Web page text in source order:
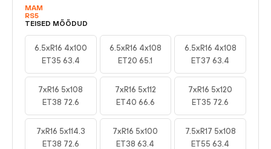
MAM
RS5
TEISED MÕÕDUD
6.5xR16 4x100
ET35 63.4
6.5xR16 4x108
ET20 65.1
6.5xR16 4x108
ET37 63.4
7xR16 5x108
ET38 72.6
7xR16 5x112
ET40 66.6
7xR16 5x120
ET35 72.6
7xR16 5x114.3
ET38 72.6
7xR16 5x100
ET38 63.4
7.5xR17 5x108
ET55 63.4